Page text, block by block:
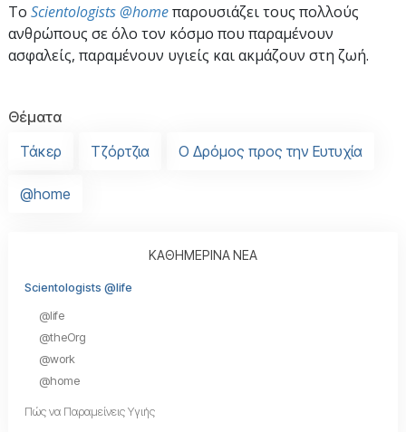
To Scientologists @homeπαρουσιάζει τους πολλούς
ανθρώπους σε όλο τον κόσμο που παραμένουν
ασφαλείς, παραμένουν υγιείς και ακμάζουν στη ζωή.
Θέματα
Τάκερ
Τζόρτζια Ο Δρόμος προς την Ευτυχία
@home
ΚΑΘΗΜΕΡΙΝΑ ΝΕΑ
Scientologists @life
@life
@theOrg
@work
@home
Πώς να Παραμείνεις Υγιής